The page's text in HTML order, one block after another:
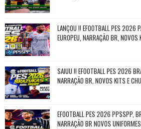
LANÇOU !! EFOOTBALL PES 2026
EUROPEU, NARRAÇÃO BR,
SAIUU !! EFOOTBALL PES 2026
NARRAÇÃO BR, NOVOS KITS E
EFOOTBALL PES 2026 PPSSPP,
NARRAÇÃO BR NOVOS